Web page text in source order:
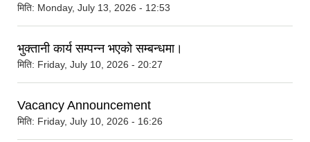
मिति: Monday, July 13, 2026 - 12:53
भुक्तानी कार्य सम्पन्‍न भएको सम्बन्धमा।
मिति: Friday, July 10, 2026 - 20:27
Vacancy Announcement
मिति: Friday, July 10, 2026 - 16:26